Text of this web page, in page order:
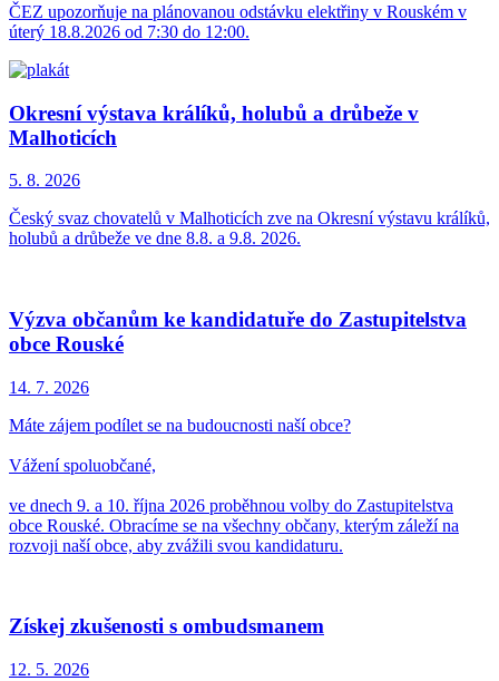
ČEZ upozorňuje na plánovanou odstávku elektřiny v Rouském v
úterý 18.8.2026 od 7:30 do 12:00.
Okresní výstava králíků, holubů a drůbeže v
Malhoticích
5. 8. 2026
Český svaz chovatelů v Malhoticích zve na Okresní výstavu králíků,
holubů a drůbeže ve dne 8.8. a 9.8. 2026.
Výzva občanům ke kandidatuře do Zastupitelstva
obce Rouské
14. 7. 2026
Máte zájem podílet se na budoucnosti naší obce?
Vážení spoluobčané,
ve dnech 9. a 10. října 2026 proběhnou volby do Zastupitelstva
obce Rouské. Obracíme se na všechny občany, kterým záleží na
rozvoji naší obce, aby zvážili svou kandidaturu.
Získej zkušenosti s ombudsmanem
12. 5. 2026